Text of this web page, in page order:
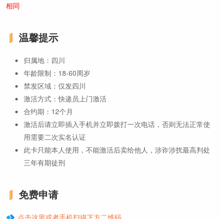
相同
温馨提示
归属地：四川
年龄限制：18-60周岁
禁发区域：仅发四川
激活方式：快递员上门激活
合约期：12个月
激活后请立即插入手机并立即拨打一次电话，否则无法正常使
用需要二次实名认证
此卡只能本人使用，不能激活后卖给他人，涉诈涉扰最高判处
三年有期徒刑
免费申请
点击这里或者手机扫描下方二维码